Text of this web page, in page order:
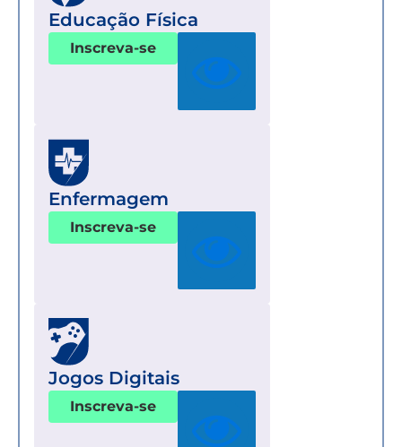
Educação Física
Inscreva-se
Enfermagem
Inscreva-se
Jogos Digitais
Inscreva-se